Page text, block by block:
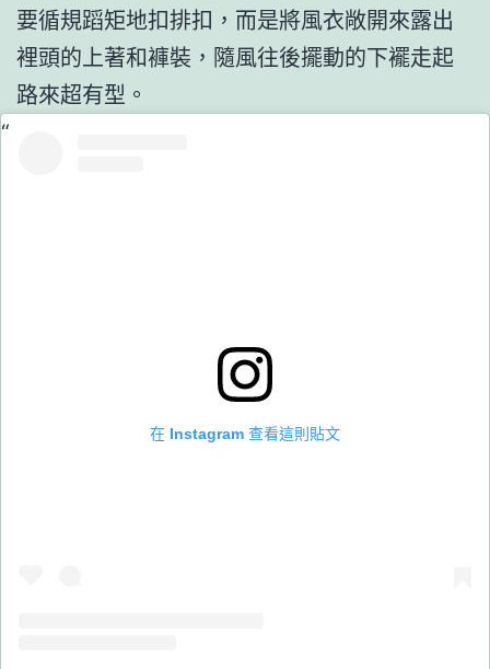
要循規蹈矩地扣排扣，而是將風衣敞開來露出
裡頭的上著和褲裝，隨風往後擺動的下襬走起
路來超有型。
在 Instagram 查看這則貼文